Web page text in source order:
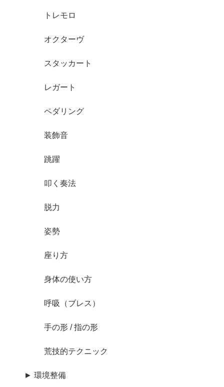
トレモロ
オクターヴ
スタッカート
レガート
ペダリング
装飾音
跳躍
叩く奏法
脱力
姿勢
座り方
身体の使い方
呼吸（ブレス）
手の形 / 指の形
荒技的テクニック
► 環境整備